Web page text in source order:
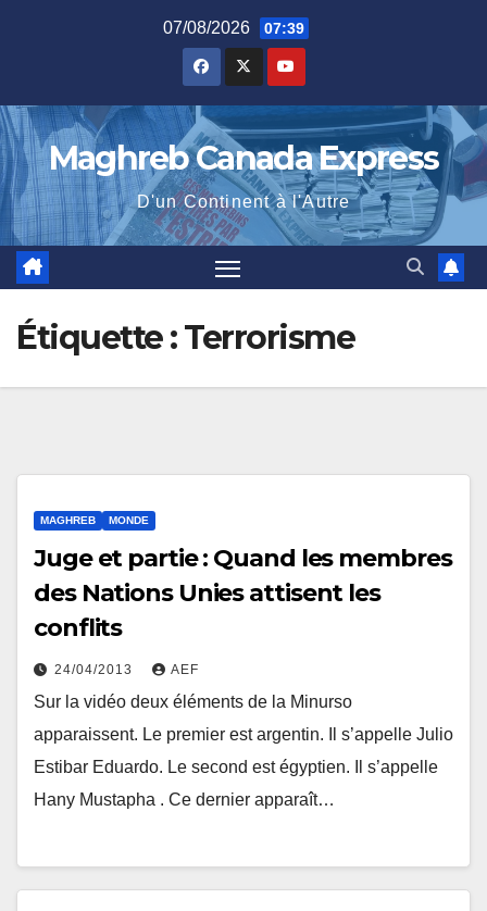
07/08/2026 07:39
Maghreb Canada Express
D'un Continent à l'Autre
Étiquette :Terrorisme
MAGHREB MONDE
Juge et partie : Quand les membres
des Nations Unies attisent les
conflits
24/04/2013 AEF
Sur la vidéo deux éléments de la Minurso
apparaissent. Le premier est argentin. Il s’appelle Julio
Estibar Eduardo. Le second est égyptien. Il s’appelle
Hany Mustapha . Ce dernier apparaît…